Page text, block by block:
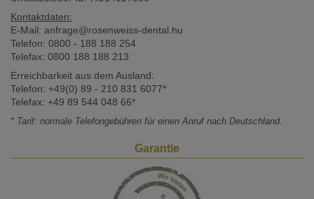
Kontaktdaten:
E-Mail: anfrage@rosenweiss-dental.hu
Telefon: 0800 - 188 188 254
Telefax: 0800 188 188 213
Erreichbarkeit aus dem Ausland:
Telefon: +49(0) 89 - 210 831 6077*
Telefax: +49 89 544 048 66*
* Tarif: normale Telefongebühren für einen Anruf nach Deutschland.
Garantie